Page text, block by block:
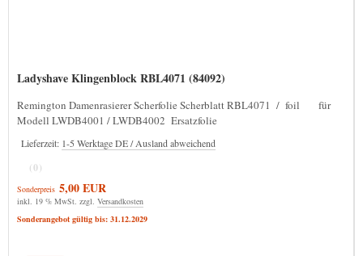
Ladyshave Klingenblock RBL4071 (84092)
Remington Damenrasierer Scherfolie Scherblatt RBL4071 / foil für
Modell LWDB4001 / LWDB4002 Ersatzfolie
Lieferzeit: 1-5 Werktage DE / Ausland abweichend
(0)
Sonderpreis 5,00 EUR
inkl. 19 % MwSt. zzgl. Versandkosten
Sonderangebot gültig bis: 31.12.2029